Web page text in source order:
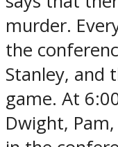
murder.
the
Stanley, and
game. At
Dwight,